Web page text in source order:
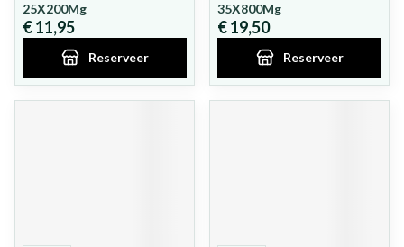
25X200Mg
€ 11,95
Reserveer
35X800Mg
€ 19,50
Reserveer